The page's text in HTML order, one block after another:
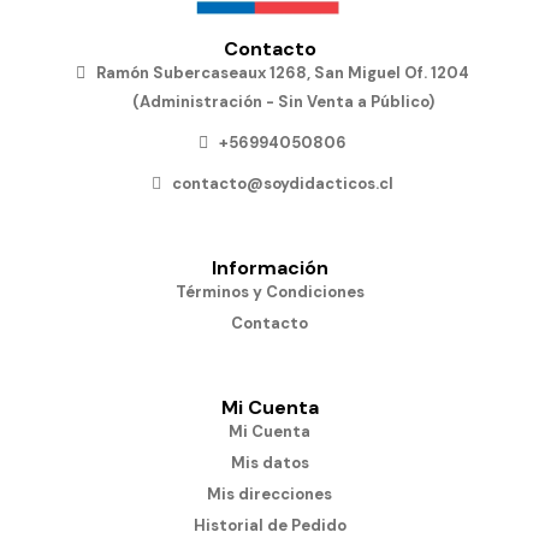
Contacto
Ramón Subercaseaux 1268, San Miguel Of. 1204
(Administración - Sin Venta a Público)
+56994050806
contacto@soydidacticos.cl
Información
Términos y Condiciones
Contacto
Mi Cuenta
Mi Cuenta
Mis datos
Mis direcciones
Historial de Pedido